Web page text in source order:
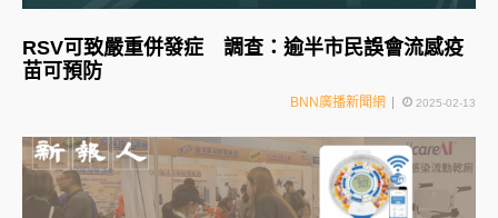
RSV可致嚴重併發症 調查：逾半市民誤會流感疫
苗可預防
BNN廣播新聞網 2025-02-13